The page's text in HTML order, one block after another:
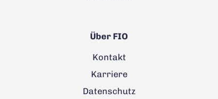
Über FIO
Kontakt
Karriere
Datenschutz